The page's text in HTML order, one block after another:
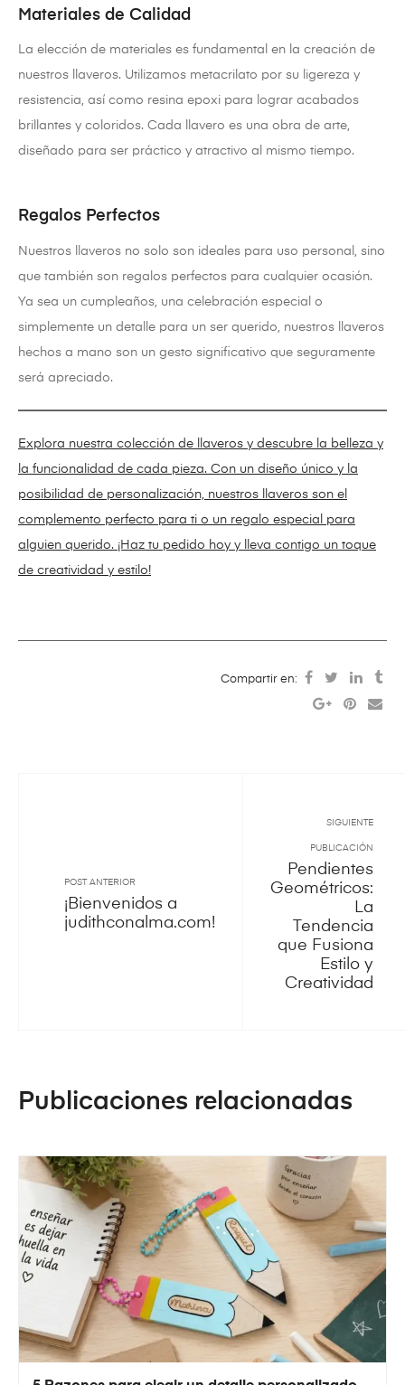
Materiales de Calidad
La elección de materiales es fundamental en la creación de
nuestros llaveros. Utilizamos metacrilato por su ligereza y
resistencia, así como resina epoxi para lograr acabados
brillantes y coloridos. Cada llavero es una obra de arte,
diseñado para ser práctico y atractivo al mismo tiempo.
Regalos Perfectos
Nuestros llaveros no solo son ideales para uso personal, sino
que también son regalos perfectos para cualquier ocasión.
Ya sea un cumpleaños, una celebración especial o
simplemente un detalle para un ser querido, nuestros llaveros
hechos a mano son un gesto significativo que seguramente
será apreciado.
Explora nuestra colección de llaveros y descubre la belleza y
la funcionalidad de cada pieza. Con un diseño único y la
posibilidad de personalización, nuestros llaveros son el
complemento perfecto para ti o un regalo especial para
alguien querido. ¡Haz tu pedido hoy y lleva contigo un toque
de creatividad y estilo!
Compartir en:
POST ANTERIOR
¡Bienvenidos a
judithconalma.com!
SIGUIENTE
PUBLICACIÓN
Pendientes
Geométricos:
La
Tendencia
que Fusiona
Estilo y
Creatividad
Publicaciones relacionadas